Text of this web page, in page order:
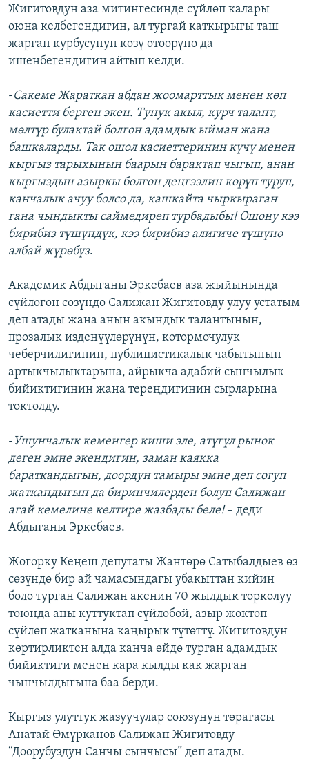
Жигитовдун аза митингесинде сүйлөп калары
оюна келбегендигин, ал тургай каткырыгы таш
жарган курбусунун көзү өтөөрүнө да
ишенбегендигин айтып келди.
-Сакеме Жараткан абдан жоомарттык менен көп
касиетти берген экен. Тунук акыл, курч талант,
мөлтүр булактай болгон адамдык ыйман жана
башкаларды. Так ошол касиеттеринин күчү менен
кыргыз тарыхынын баарын барактап чыгып, анан
кыргыздын азыркы болгон деңгээлин көрүп туруп,
канчалык ачуу болсо да, кашкайта чыркыраган
гана чындыкты саймедиреп турбадыбы! Ошону кээ
бирибиз түшүндүк, кээ бирибиз алигиче түшүнө
албай жүрөбүз.
Академик Абдыганы Эркебаев аза жыйынында
сүйлөгөн сөзүндө Салижан Жигитовду улуу устатым
деп атады жана анын акындык талантынын,
прозалык изденүүлөрүнүн, котормочулук
чеберчилигинин, публицистикалык чабытынын
артыкчылыктарына, айрыкча адабий сынчылык
бийиктигинин жана тереңдигинин сырларына
токтолду.
- Ушунчалык кеменгер киши эле, атүгүл рынок
деген эмне экендигин, заман каякка
бараткандыгын, доордун тамыры эмне деп согуп
жаткандыгын да биринчилерден болуп Салижан
агай кемелине келтире жазбады беле!– деди
Абдыганы Эркебаев.
Жогорку Кеңеш депутаты Жантөрө Сатыбалдыев өз
сөзүндө бир ай чамасындагы убакыттан кийин
боло турган Салижан акенин 70 жылдык торколуу
тоюнда аны куттуктап сүйлөбөй, азыр жоктоп
сүйлөп жатканына каңырык түтөттү. Жигитовдун
көртирликтен алда канча өйдө турган адамдык
бийиктиги менен кара кылды как жарган
чынчылдыгына баа берди.
Кыргыз улуттук жазуучулар союзунун төрагасы
Анатай Өмүрканов Салижан Жигитовду
“Доорубуздун Санчы сынчысы” деп атады.